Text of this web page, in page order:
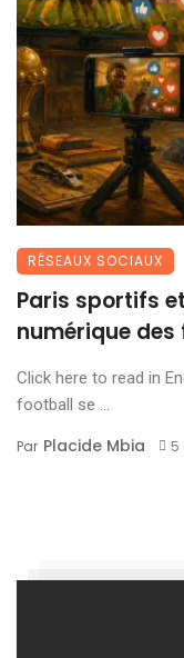
RÉSEAUX SOCIAUX
Paris sportifs
numérique des
Click here to read in
football se ...
Par Placide Mbia 5